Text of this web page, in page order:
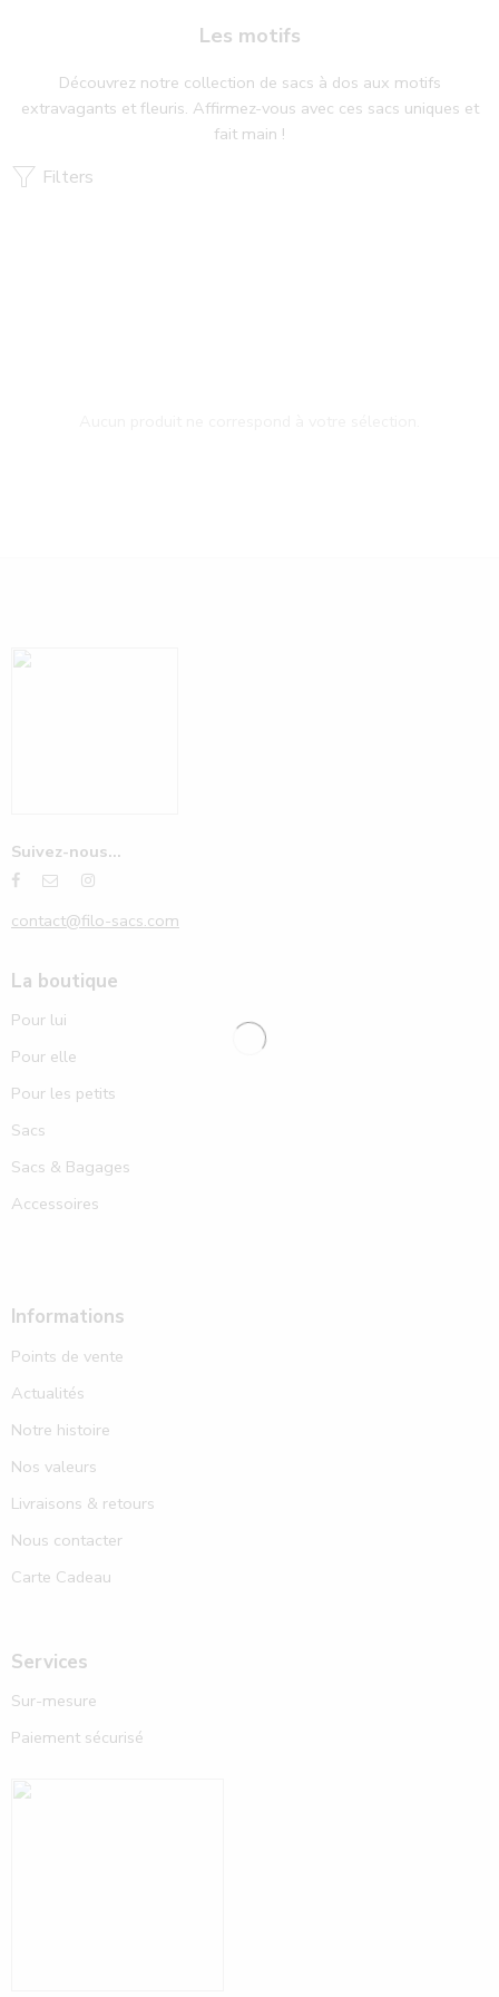
ensuite de la confection et des envois le 25 août 2026
Les motifs
Découvrez notre collection de sacs à dos aux motifs
extravagants et fleuris. Affirmez-vous avec ces sacs uniques et
fait main !
Filters
Suivez-nous...
contact@filo-sacs.com
La boutique
Pour lui
Pour elle
Pour les petits
Sacs
Sacs & Bagages
Accessoires
Informations
Points de vente
Actualités
Notre histoire
Nos valeurs
Livraisons & retours
Nous contacter
Carte Cadeau
Services
Sur-mesure
Paiement sécurisé